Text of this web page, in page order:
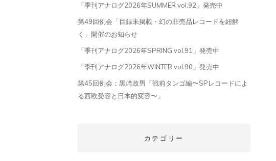
「季刊アナログ2026年SUMMER vol.92」発売中
第49回例会「目録未掲載・幻の非売品レコードを紐解
く」開催のお知らせ
「季刊アナログ2026年SPRING vol.91」発売中
「季刊アナログ2026年WINTER vol.90」発売中
第45回例会：黒崎政男「戦前タンゴ編〜SPレコードによ
る西欧受容と日本的変容〜」
カテゴリー